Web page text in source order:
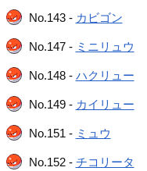
No.143 - カビゴン
No.147 - ミニリュウ
No.148 - ハクリュー
No.149 - カイリュー
No.151 - ミュウ
No.152 - チコリータ